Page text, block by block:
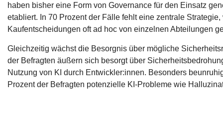
haben bisher eine Form von Governance für den Einsatz
etabliert. In 70 Prozent der Fälle fehlt eine zentrale Strategie,
Kaufentscheidungen oft ad hoc von einzelnen Abteilungen
Gleichzeitig wächst die Besorgnis über mögliche
der Befragten äußern sich besorgt über
Nutzung von KI durch Entwickler:innen. Besonders
Prozent der Befragten potenzielle KI-Probleme wie